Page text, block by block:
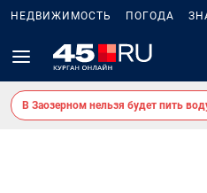
НЕДВИЖИМОСТЬ ПОГОДА
В Заозерном нельзя будет пить